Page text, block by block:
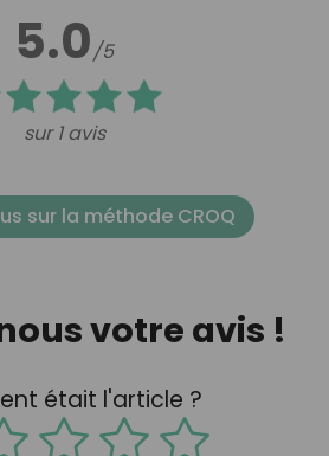
5.0/5
sur 1 avis
sur la méthode CROQ
votre avis !
était l'article ?